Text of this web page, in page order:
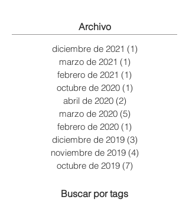
Archivo
diciembre de 2021 (1)1 entrada
marzo de 2021 (1)1 entrada
febrero de 2021 (1)
octubre de 2020 (1)1 entrada
abril de 2020 (2)2 entradas
marzo de 2020 (5)5 entradas
febrero de 2020 (1)
diciembre de 2019 (3)3 entradas
noviembre de 2019 (4)4 entradas
octubre de 2019 (7)7 entradas
Buscar por tags